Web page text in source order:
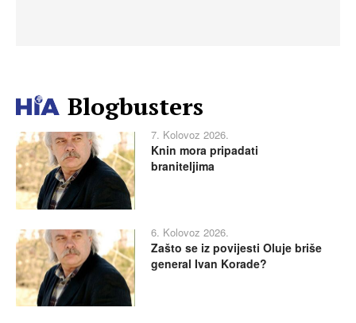
Blogbusters
7. Kolovoz 2026.
Knin mora pripadati
braniteljima
6. Kolovoz 2026.
Zašto se iz povijesti Oluje briše
general Ivan Korade?